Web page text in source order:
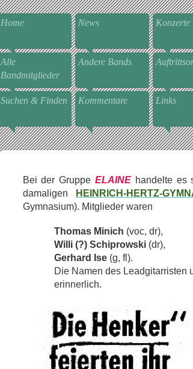
Home News Konzerte
Alle
Bandmitglieder
Andere Bands
Suchen & Finden Kommentare Links
Bei der Gruppe ELAINE handelte es
damaligen
HEINRICH-HERTZ-
Gymnasium). Mitglieder waren
Thomas Minich (voc, dr),
Willi (?) Schiprowski(dr),
Gerhard Ise(g, fl).
Die Namen des Leadgitarristen
erinnerlich.